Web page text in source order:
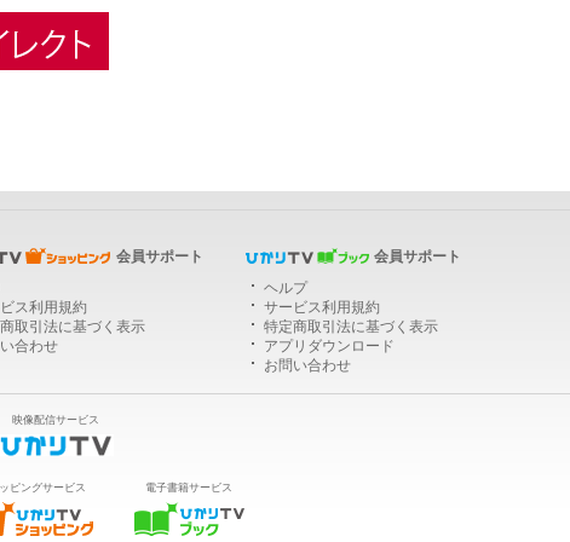
会員サポート
ス利用規約
取引法に基づく表示
合わせ
会員サポート
ヘルプ
サービス利用規約
特定商取引法に基づく表示
アプリダウンロード
お問い合わせ
映像配信サービス
ピングサービス 電子書籍サービス